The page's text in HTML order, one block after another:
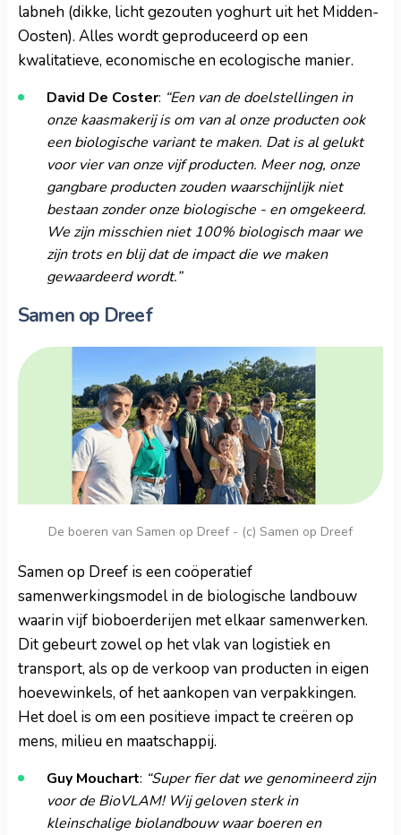
labneh (dikke, licht gezouten yoghurt uit het Midden-
Oosten). Alles wordt geproduceerd op een
kwalitatieve, economische en ecologische manier.
David De Coster: “Een van de doelstellingen in
onze kaasmakerij is om van al onze producten ook
een biologische variant te maken. Dat is al gelukt
voor vier van onze vijf producten. Meer nog, onze
gangbare producten zouden waarschijnlijk niet
bestaan zonder onze biologische - en omgekeerd.
We zijn misschien niet 100% biologisch maar we
zijn trots en blij dat de impact die we maken
gewaardeerd wordt.”
Samen op Dreef
De boeren van Samen op Dreef - (c) Samen op Dreef
Samen op Dreef is een coöperatief
samenwerkingsmodel in de biologische landbouw
waarin vijf bioboerderijen met elkaar samenwerken.
Dit gebeurt zowel op het vlak van logistiek en
transport, als op de verkoop van producten in eigen
hoevewinkels, of het aankopen van verpakkingen.
Het doel is om een positieve impact te creëren op
mens, milieu en maatschappij.
Guy Mouchart: “Super fier dat we genomineerd zijn
voor de BioVLAM! Wij geloven sterk in
kleinschalige biolandbouw waar boeren en